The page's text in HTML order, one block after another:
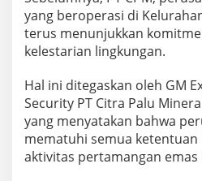
yang beroperasi di
terus menunjukkan
kelestarian lingkungan.
Hal ini ditegaskan oleh GM
Security PT Citra Palu
yang menyatakan bahwa
mematuhi semua ketentuan
aktivitas pertamangan